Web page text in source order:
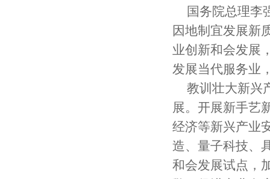
国务院总理李
因地制宜发展新
业创新和会发展
发展当代服务业
教训壮大新兴
展。开展新手艺
经济等新兴产业
造、量子科技、
和会发展试点，